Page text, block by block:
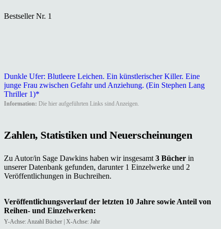
Bestseller Nr. 1
Dunkle Ufer: Blutleere Leichen. Ein künstlerischer Killer. Eine
junge Frau zwischen Gefahr und Anziehung. (Ein Stephen Lang
Thriller 1)*
Information: Die hier aufgeführten Links sind Anzeigen.
Zahlen, Statistiken und Neuerscheinungen
Zu Autor/in Sage Dawkins haben wir insgesamt 3 Bücher in
unserer Datenbank gefunden, darunter 1 Einzelwerke und 2
Veröffentlichungen in Buchreihen.
Veröffentlichungsverlauf der letzten 10 Jahre sowie Anteil von
Reihen- und Einzelwerken:
Y-Achse: Anzahl Bücher | X-Achse: Jahr